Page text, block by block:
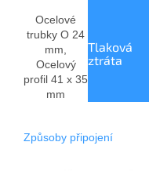
Ocelové
trubky O 24
mm,
Ocelový
profil 41 x 35
mm
Tlaková
ztráta
Způsoby připojení